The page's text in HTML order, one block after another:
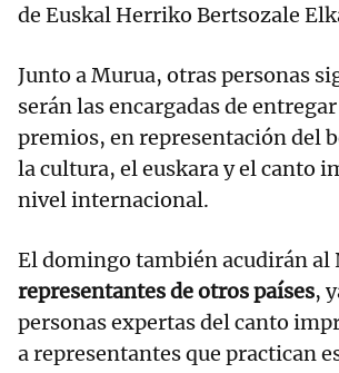
de Euskal Herriko Bertsozale
Junto a Murua, otras personas
serán las encargadas de
premios, en representación del
la cultura, el euskara y el canto
nivel internacional.
El domingo también acudirán al
representantes de otros países,
personas expertas del canto
a representantes que practican